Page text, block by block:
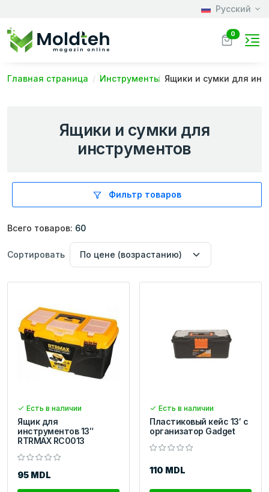
Русский
0
Главная страница Инструменты Ящики и сумки для
Ящики и сумки для
инструментов
Фильтр товаров
Всего товаров: 60
Сортировать
Есть в наличии
Ящик для
инструментов 13″
RTRMAX RC0013
95 MDL
Есть в наличии
Пластиковый кейс 13′ с
организатор Gadget
110 MDL